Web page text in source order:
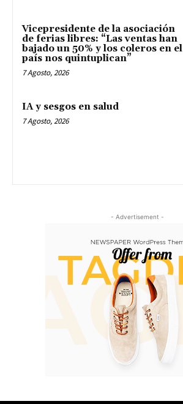
Vicepresidente de la asociación
de ferias libres: “Las ventas han
bajado un 50% y los coleros en el
país nos quintuplican”
7 Agosto, 2026
IA y sesgos en salud
7 Agosto, 2026
- Advertisement -